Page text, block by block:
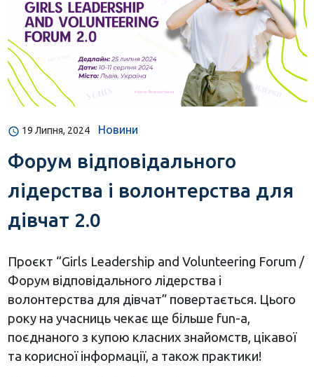
19 Липня, 2024 Новини
Форум відповідального
лідерства і волонтерства для
дівчат 2.0
Проєкт “Girls Leadership and Volunteering Forum /
Форум відповідального лідерства і
волонтерства для дівчат” повертається. Цього
року на учасниць чекає ще більше fun-a,
поєднаного з купою класних знайомств, цікавої
та корисної інформації, а також практики!